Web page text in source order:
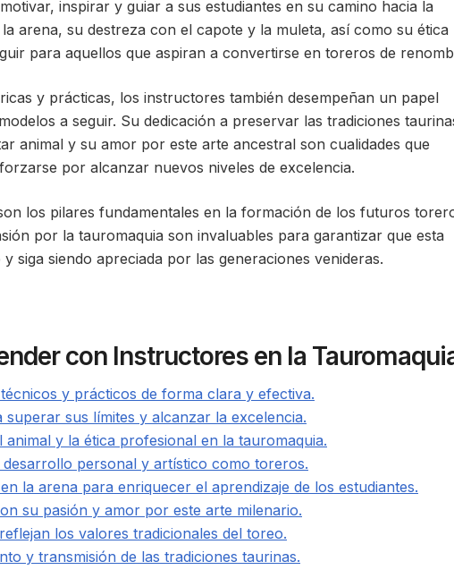
inspirar y guiar a sus estudiantes en su camino hacia la
arena, su destreza con el capote y la muleta, así como su ética
para aquellos que aspiran a convertirse en toreros de
y prácticas, los instructores también desempeñan un papel
a seguir. Su dedicación a preservar las tradiciones
animal y su amor por este arte ancestral son cualidades que
por alcanzar nuevos niveles de excelencia.
los pilares fundamentales en la formación de los futuros
por la tauromaquia son invaluables para garantizar que esta
siga siendo apreciada por las generaciones venideras.
con Instructores en la
y prácticos de forma clara y efectiva.
superar sus límites y alcanzar la excelencia.
y la ética profesional en la tauromaquia.
personal y artístico como toreros.
la arena para enriquecer el aprendizaje de los estudiantes.
su pasión y amor por este arte milenario.
los valores tradicionales del toreo.
y transmisión de las tradiciones taurinas.